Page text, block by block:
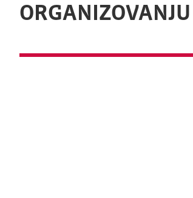
ORGANIZOVANJU